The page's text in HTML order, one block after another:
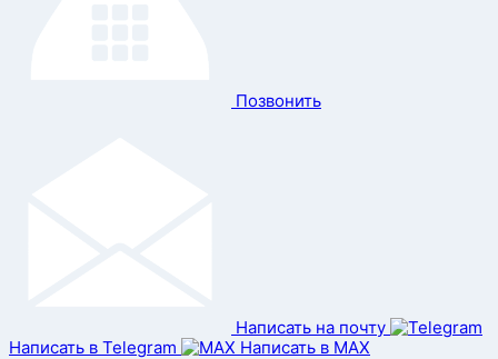
Позвонить
Написать на почту
Написать в Telegram
Написать в MAX